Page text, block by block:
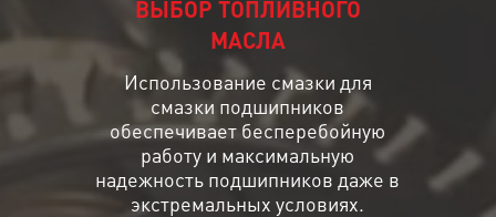
ВЫБОР ТОПЛИВНОГО
МАСЛА
Использование смазки для
смазки подшипников
обеспечивает бесперебойную
работу и максимальную
надежность подшипников даже в
экстремальных условиях.